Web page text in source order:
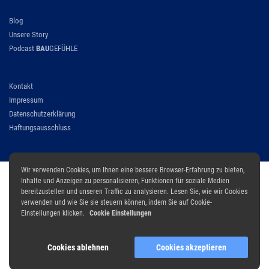
Modul 2 – Wahrnehmung und Analytik
Blog
Unsere Story
Podcast BAUGEFÜHLE
Kontakt
Impressum
Datenschutzerklärung
Haftungsausschluss
Wir verwenden Cookies, um Ihnen eine bessere Browser-Erfahrung zu bieten,
Inhalte und Anzeigen zu personalisieren, Funktionen für soziale Medien
bereitzustellen und unseren Traffic zu analysieren. Lesen Sie, wie wir Cookies
verwenden und wie Sie sie steuern können, indem Sie auf Cookie-
Einstellungen klicken.
Cookie Einstellungen
Cookies ablehnen Cookies akzeptieren